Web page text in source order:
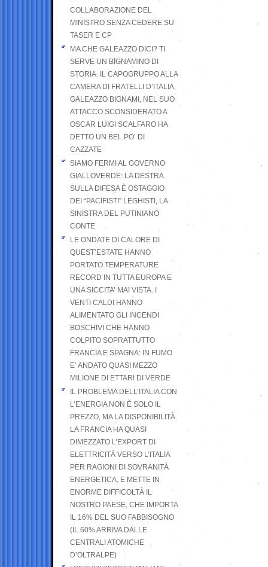
COLLABORAZIONE DEL
MINISTRO SENZA CEDERE SU
TASER E CP
MA CHE GALEAZZO DICI? TI
SERVE UN BIGNAMINO DI
STORIA. IL CAPOGRUPPO ALLA
CAMERA DI FRATELLI D’ITALIA,
GALEAZZO BIGNAMI, NEL SUO
ATTACCO SCONSIDERATO A
OSCAR LUIGI SCALFARO HA
DETTO UN BEL PO’ DI
CAZZATE
SIAMO FERMI AL GOVERNO
GIALLOVERDE: LA DESTRA
SULLA DIFESA È OSTAGGIO
DEI “PACIFISTI” LEGHISTI, LA
SINISTRA DEL PUTINIANO
CONTE
LE ONDATE DI CALORE DI
QUEST’ESTATE HANNO
PORTATO TEMPERATURE
RECORD IN TUTTA EUROPA E
UNA SICCITA’ MAI VISTA. I
VENTI CALDI HANNO
ALIMENTATO GLI INCENDI
BOSCHIVI CHE HANNO
COLPITO SOPRATTUTTO
FRANCIA E SPAGNA: IN FUMO
E’ ANDATO QUASI MEZZO
MILIONE DI ETTARI DI VERDE
IL PROBLEMA DELL’ITALIA CON
L’ENERGIA NON È SOLO IL
PREZZO, MA LA DISPONIBILITÀ.
LA FRANCIA HA QUASI
DIMEZZATO L’EXPORT DI
ELETTRICITÀ VERSO L’ITALIA
PER RAGIONI DI SOVRANITÀ
ENERGETICA, E METTE IN
ENORME DIFFICOLTÀ IL
NOSTRO PAESE, CHE IMPORTA
IL 16% DEL SUO FABBISOGNO
(IL 60% ARRIVA DALLE
CENTRALI ATOMICHE
D’OLTRALPE)